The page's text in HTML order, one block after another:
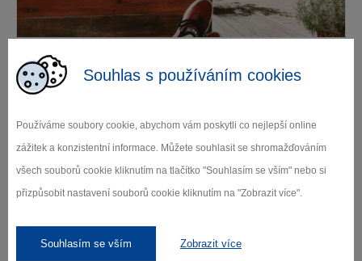
Souhlas s používáním cookies
Používáme soubory cookie, abychom vám poskytli co nejlepší online
zážitek a konzistentní informace. Můžete souhlasit se shromažďováním
všech souborů cookie kliknutím na tlačítko "Souhlasím se vším" nebo si
přizpůsobit nastavení souborů cookie kliknutím na "Zobrazit více".
Souhlasím se vším Zobrazit více
Kavárna Láskomina